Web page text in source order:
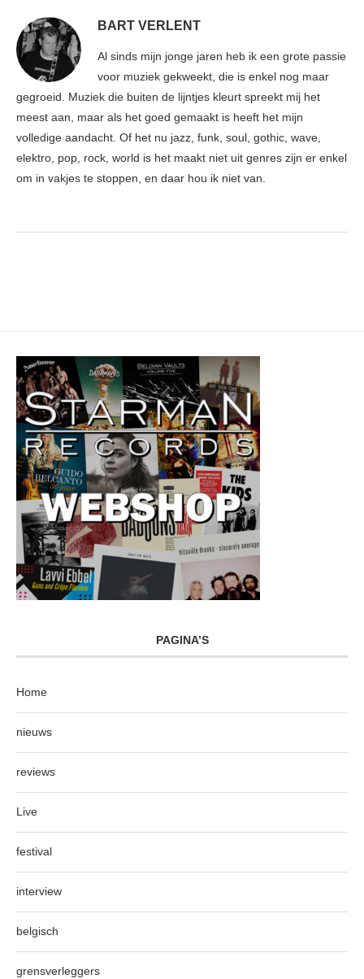
BART VERLENT
Al sinds mijn jonge jaren heb ik een grote passie
voor muziek gekweekt, die is enkel nog maar
gegroeid. Muziek die buiten de lijntjes kleurt spreekt mij het
meest aan, maar als het goed gemaakt is heeft het mijn
volledige aandacht. Of het nu jazz, funk, soul, gothic, wave,
elektro, pop, rock, world is het maakt niet uit genres zijn er enkel
om in vakjes te stoppen, en daar hou ik niet van.
PAGINA’S
Home
nieuws
reviews
Live
festival
interview
belgisch
grensverleggers